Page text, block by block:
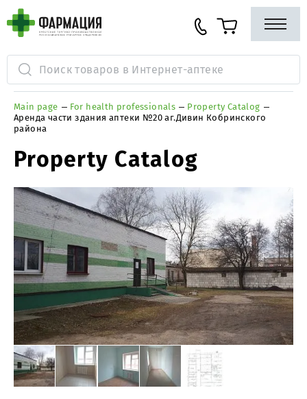
Main page For health professionals
Property Catalog
Аренда части здания аптеки №20 аг.Дивин Кобринского
района
Property Catalog